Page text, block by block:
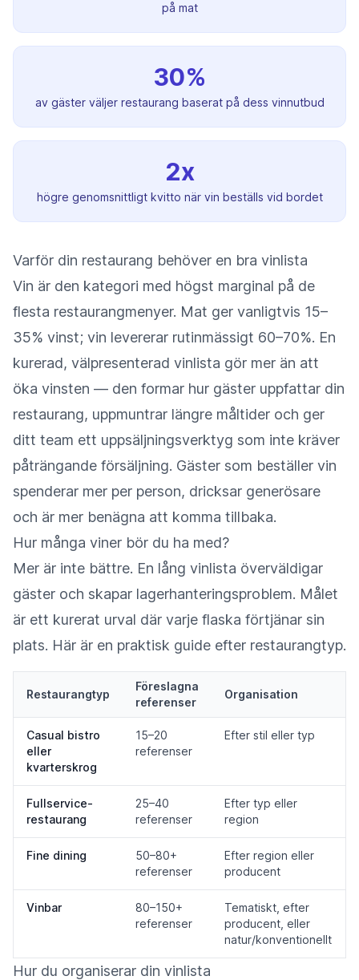
på mat
30%
av gäster väljer restaurang baserat på dess vinnutbud
2x
högre genomsnittligt kvitto när vin beställs vid bordet
Varför din restaurang behöver en bra vinlista
Vin är den kategori med högst marginal på de
flesta restaurangmenyer. Mat ger vanligtvis 15–
35% vinst; vin levererar rutinmässigt 60–70%. En
kurerad, välpresenterad vinlista gör mer än att
öka vinsten — den formar hur gäster uppfattar din
restaurang, uppmuntrar längre måltider och ger
ditt team ett uppsäljningsverktyg som inte kräver
påträngande försäljning. Gäster som beställer vin
spenderar mer per person, dricksar generösare
och är mer benägna att komma tillbaka.
Hur många viner bör du ha med?
Mer är inte bättre. En lång vinlista överväldigar
gäster och skapar lagerhanteringsproblem. Målet
är ett kurerat urval där varje flaska förtjänar sin
plats. Här är en praktisk guide efter restaurangtyp.
Restaurangtyp
Föreslagna
referenser
Organisation
Casual bistro
eller
kvarterskrog
15–20
referenser
Efter stil eller typ
Fullservice-
restaurang
25–40
referenser
Efter typ eller
region
Fine dining
50–80+
referenser
Efter region eller
producent
Vinbar
80–150+
referenser
Tematiskt, efter
producent, eller
natur/konventionellt
Hur du organiserar din vinlista